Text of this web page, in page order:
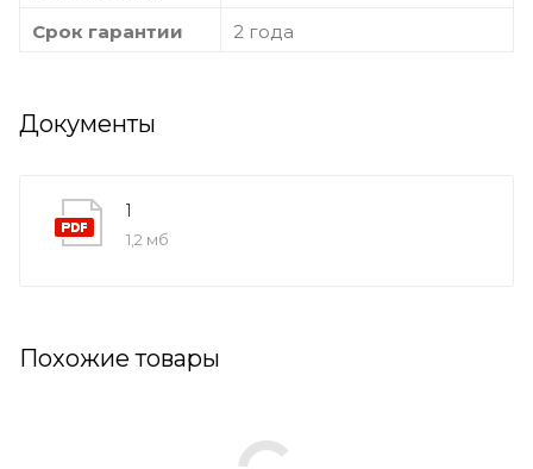
Срок гарантии 2 года
Документы
1
1,2 мб
Похожие товары